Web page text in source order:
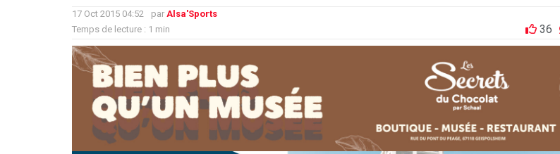
17 Oct 2015 04:52 par Alsa'Sports
Temps de lecture : 1 min
36